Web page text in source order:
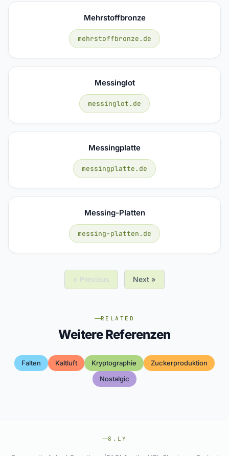
Mehrstoffbronze
mehrstoffbronze.de
Messinglot
messinglot.de
Messingplatte
messingplatte.de
Messing-Platten
messing-platten.de
« Previous Next »
RELATED
Weitere Referenzen
Falten Kaltluft Kryptographie
Zuckerproduktion
Nostalgic
8.LY